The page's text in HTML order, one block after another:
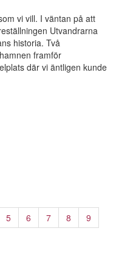
vi vill. I väntan på att
Utvandrarna
historia. Två
framför
där vi äntligen kunde
5 6 7 8
9